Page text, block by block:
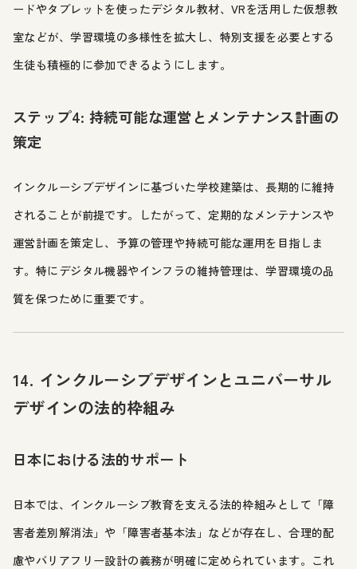
ードやタブレットを使ったデジタル教材、VRを活用した仮想教
室などが、学習環境の多様性を拡大し、特別支援を必要とする
生徒も積極的に参加できるようにします。
ステップ4: 持続可能な運営とメンテナンス計画の
策定
インクルーシブデザインに基づいた学校建築は、長期的に維持
されることが前提です。したがって、定期的なメンテナンスや
運営計画を策定し、予算の管理や持続可能な運用を目指しま
す。特にデジタル機器やインフラの維持管理は、学習環境の品
質を保つために重要です。
14. インクルーシブデザインとユニバーサル
デザインの法的枠組み
日本における法的サポート
日本では、インクルーシブ教育を支える法的枠組みとして「障
害者差別解消法」や「障害者基本法」などが存在し、合理的配
慮やバリアフリー設計の義務が明確に定められています。これ